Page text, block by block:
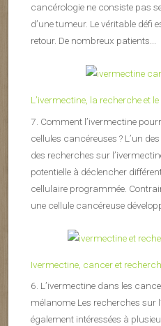
cancérologie ne consiste pas
d’une tumeur. Le véritable défi
retour. De nombreux patients...
L’ivermectine, la recherche et
7. Comment l’ivermectine
cellules cancéreuses ? L’un
des recherches sur
potentielle à déclencher
cellulaire programmée.
une cellule cancéreuse
Ivermectine, cancer et
6. L’ivermectine dans les
mélanome Les recherches sur
également intéressées à